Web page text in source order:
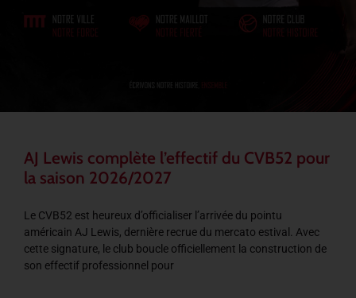
AJ Lewis complète l’effectif du CVB52 pour
la saison 2026/2027
Le CVB52 est heureux d’officialiser l’arrivée du pointu
américain AJ Lewis, dernière recrue du mercato estival. Avec
cette signature, le club boucle officiellement la construction de
son effectif professionnel pour